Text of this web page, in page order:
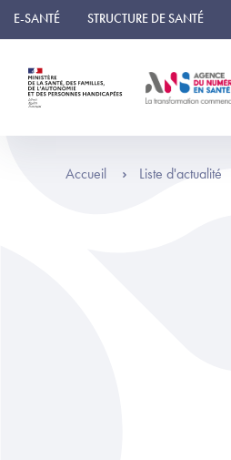
Panneau de gestion des cookies
E-SANTÉ STRUCTURE DE SANTÉ
Accueil Liste d'actualité